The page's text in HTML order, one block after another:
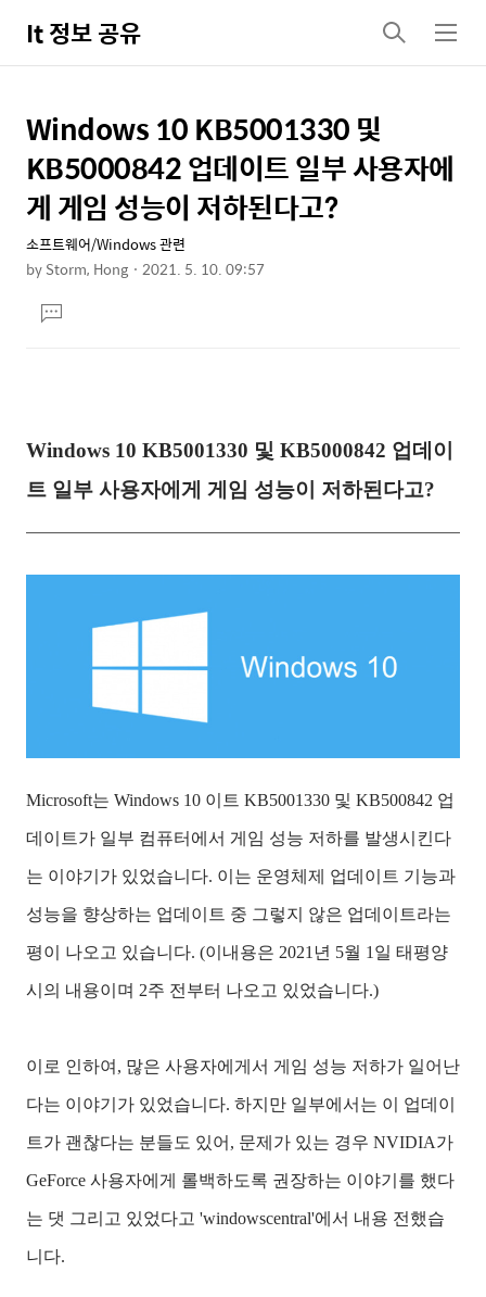
It 정보 공유
검
색
메
뉴
상
세
컨
텐
츠
본
문
제
목
Windows 10 KB5001330 및
KB5000842 업데이트 일부 사용자에
게 게임 성능이 저하된다고?
소프트웨어/Windows 관련
byStorm, Hong 2021. 5. 10. 09:57
문댓
글
Windows 10 KB5001330 및 KB5000842 업데이
트 일부 사용자에게 게임 성능이 저하된다고?
Microsoft는 Windows 10 이트 KB5001330 및 KB500842 업
데이트가 일부 컴퓨터에서 게임 성능 저하를 발생시킨다
는 이야기가 있었습니다. 이는 운영체제 업데이트 기능과
성능을 향상하는 업데이트 중 그렇지 않은 업데이트라는
평이 나오고 있습니다. (이내용은 2021년 5월 1일 태평양
시의 내용이며 2주 전부터 나오고 있었습니다.)
이로 인하여, 많은 사용자에게서 게임 성능 저하가 일어난
다는 이야기가 있었습니다. 하지만 일부에서는 이 업데이
트가 괜찮다는 분들도 있어, 문제가 있는 경우 NVIDIA가
GeForce 사용자에게 롤백하도록 권장하는 이야기를 했다
는 댓 그리고 있었다고 'windowscentral'에서 내용 전했습
니다.